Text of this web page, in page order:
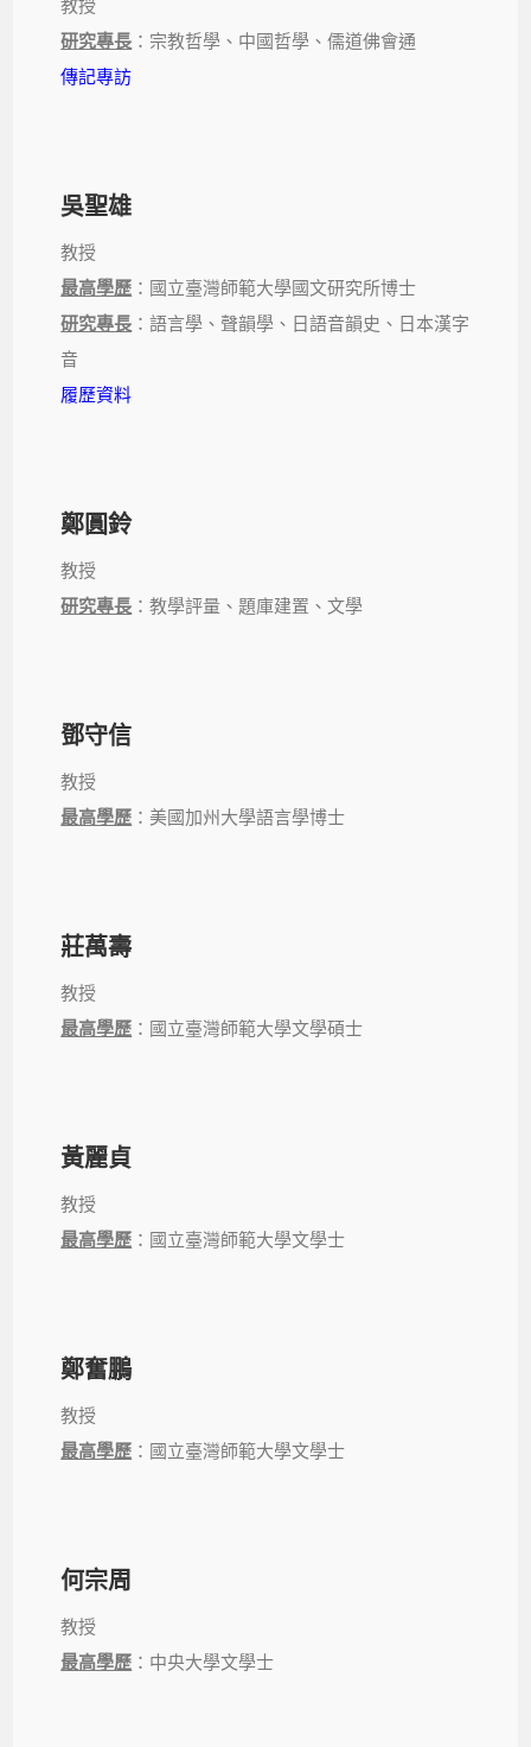
教授
研究專長 ：宗教哲學、中國哲學、儒道佛會通
傳記專訪
吳聖雄
教授
最高學歷 ：國立臺灣師範大學國文研究所博士
研究專長 ：語言學、聲韻學、日語音韻史、日本漢字
音
履歷資料
鄭圓鈴
教授
研究專長 ：教學評量、題庫建置、文學
鄧守信
教授
最高學歷 ：美國加州大學語言學博士
莊萬壽
教授
最高學歷 ：國立臺灣師範大學文學碩士
黃麗貞
教授
最高學歷 ：國立臺灣師範大學文學士
鄭奮鵬
教授
最高學歷 ：國立臺灣師範大學文學士
何宗周
教授
最高學歷 ：中央大學文學士